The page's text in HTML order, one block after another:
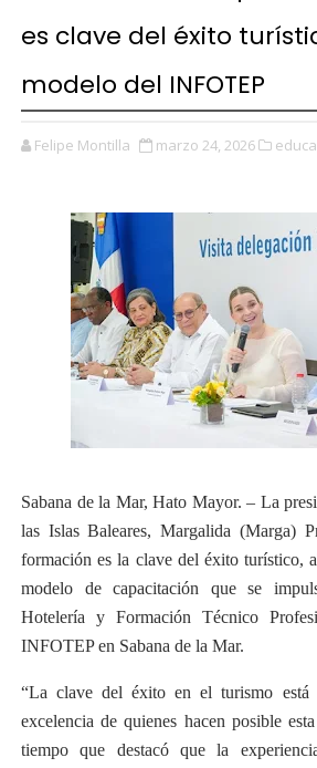
es clave del éxito
modelo del INFOTEP
Felipe Montilla marzo 24, 2026
Sabana de la Mar, Hato Mayor. – La
las Islas Baleares, Margalida (Marga)
formación es la clave del éxito turístico,
modelo de capacitación que se
Hotelería y Formación Técnico
INFOTEP en Sabana de la Mar.
“La clave del éxito en el turismo
excelencia de quienes hacen posible
tiempo que destacó que la